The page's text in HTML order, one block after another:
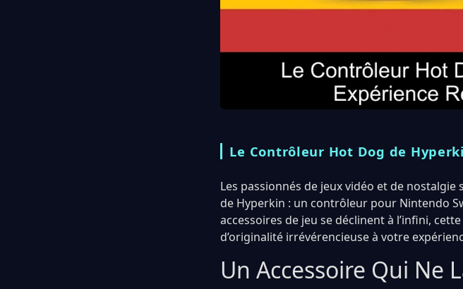
Le Contrôleur Hot Dog de
Les passionnés de jeux vidéo et de
de Hyperkin : un contrôleur pour Nintendo
accessoires de jeu se déclinent à l’infini,
d’originalité irrévérencieuse à votre
Un Accessoire Qui Ne